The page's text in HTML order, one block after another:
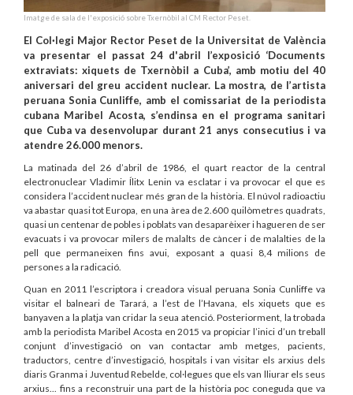
Imatge de sala de l'exposició sobre Txernòbil al CM Rector Peset.
El Col·legi Major Rector Peset de la Universitat de València
va presentar el passat 24 d'abril l’exposició ‘Documents
extraviats: xiquets de Txernòbil a Cuba’, amb motiu del 40
aniversari del greu accident nuclear. La mostra, de l’artista
peruana Sonia Cunliffe, amb el comissariat de la periodista
cubana Maribel Acosta, s’endinsa en el programa sanitari
que Cuba va desenvolupar durant 21 anys consecutius i va
atendre 26.000 menors.
La matinada del 26 d’abril de 1986, el quart reactor de la central
electronuclear Vladimir Ílitx Lenin va esclatar i va provocar el que es
considera l’accident nuclear més gran de la història. El núvol radioactiu
va abastar quasi tot Europa, en una àrea de 2.600 quilòmetres quadrats,
quasi un centenar de pobles i poblats van desaparèixer i hagueren de ser
evacuats i va provocar milers de malalts de càncer i de malalties de la
pell que permaneixen fins avui, exposant a quasi 8,4 milions de
persones a la radicació.
Quan en 2011 l’escriptora i creadora visual peruana Sonia Cunliffe va
visitar el balneari de Tarará, a l’est de l’Havana, els xiquets que es
banyaven a la platja van cridar la seua atenció. Posteriorment, la trobada
amb la periodista Maribel Acosta en 2015 va propiciar l’inici d’un treball
conjunt d’investigació on van contactar amb metges, pacients,
traductors, centre d’investigació, hospitals i van visitar els arxius dels
diaris Granma i Juventud Rebelde, col·legues que els van lliurar els seus
arxius... fins a reconstruir una part de la història poc coneguda que va